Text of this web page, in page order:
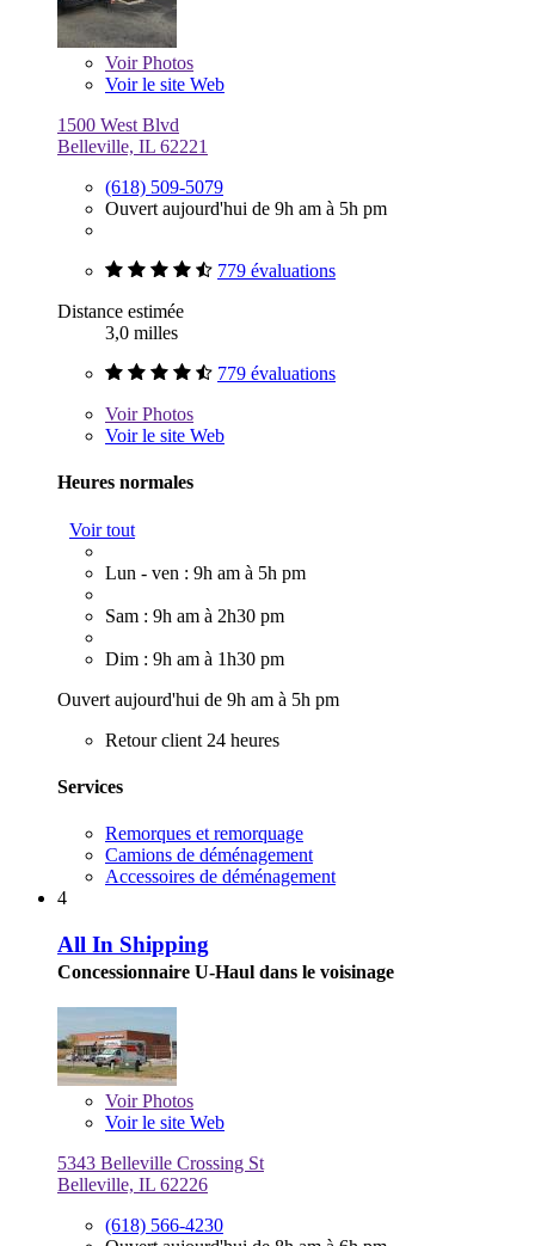
VoirPhotos
Voir le site Web
1500 West Blvd
Belleville, IL 62221
(618) 509-5079
Ouvert aujourd'hui de 9h am à 5h pm
779 évaluations
Distance estimée
3,0 milles
779 évaluations
VoirPhotos
Voir le site Web
Heures normales
Voir tout
Lun - ven : 9h am à 5h pm
Sam : 9h am à 2h30 pm
Dim : 9h am à 1h30 pm
Ouvert aujourd'hui de 9h am à 5h pm
Retour client 24 heures
Services
Remorques et remorquage
Camions de déménagement
Accessoires de déménagement
4
All In Shipping
Concessionnaire U-Haul dans le voisinage
VoirPhotos
Voir le site Web
5343 Belleville Crossing St
Belleville, IL 62226
(618) 566-4230